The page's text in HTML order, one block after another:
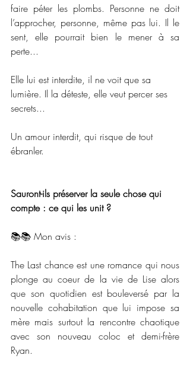
faire péter les plombs. Personne ne doit
l’approcher, personne, même pas lui. Il le
sent, elle pourrait bien le mener à sa
perte...
Elle lui est interdite, il ne voit que sa
lumière. Il la déteste, elle veut percer ses
secrets...
Un amour interdit, qui risque de tout
ébranler.
Sauront-ils préserver la seule chose qui
compte : ce qui les unit ?
📚📚 Mon avis :
The Last chance est une romance qui nous
plonge au coeur de la vie de Lise alors
que son quotidien est bouleversé par la
nouvelle cohabitation que lui impose sa
mère mais surtout la rencontre chaotique
avec son nouveau coloc et demi-frère
Ryan.